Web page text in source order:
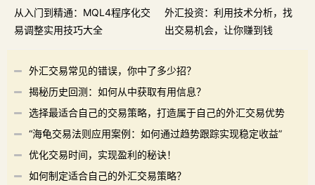
从入门到精通：MQL4程序化交
易调整实用技巧大全
外汇投资：利用技术分析，找
出交易机会，让你赚到钱
外汇交易常见的错误，你中了多少招？
揭秘历史回测：如何从中获取有用信息？
选择最适合自己的交易策略，打造属于自己的外汇交易优势
“海龟交易法则应用案例：如何通过趋势跟踪实现稳定收益”
优化交易时间，实现盈利的秘诀！
如何制定适合自己的外汇交易策略？